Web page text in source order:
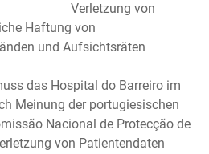
Verletzung von
Haftung von
und Aufsichtsräten
das Hospital do Barreiro im
Meinung der portugiesischen
Nacional de Protecção de
von Patientendaten